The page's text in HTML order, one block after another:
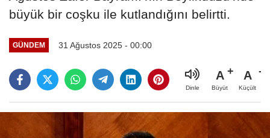
büyük bir coşku ile kutlandığını belirtti.
GÜNDEM 31 Ağustos 2025 - 00:00
Dinle
A
Büyüt
A
Küçült